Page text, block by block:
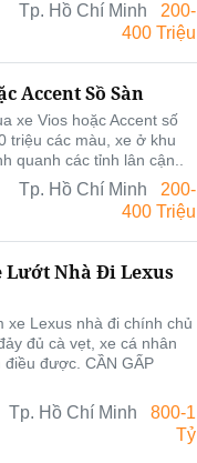
Tp. Hồ Chí Minh
200-
400 Triệu
Accent Sồ Sàn
xe Vios hoặc Accent số
triệu các màu, xe ở khu
quanh các tỉnh lân cận..
Tp. Hồ Chí Minh
200-
400 Triệu
Lướt Nhà Đi Lexus
xe Lexus nhà đi chính chủ
đủ cà vẹt, xe cá nhân
được. CẦN GẤP
Tp. Hồ Chí Minh
800-1
Tỷ